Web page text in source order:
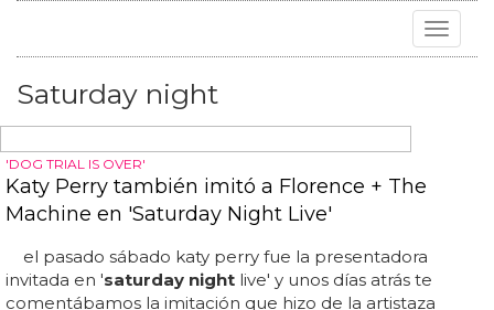
Toggle
Saturday night